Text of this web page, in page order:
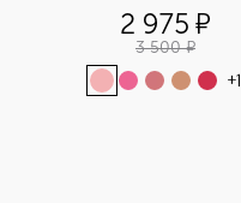
2 975 ¤
3 500 ¤
+1